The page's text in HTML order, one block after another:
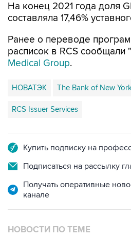
На конец 2021 года доля
составляла 17,46%
Ранее о переводе
расписок в RCS сообщали "
Medical Group.
НОВАТЭК The Bank of New
RCS Issuer Services
Купить подписку на
Подписаться на рассылку
Получать оперативные
канале
НОВОСТИ ПО ТЕМЕ